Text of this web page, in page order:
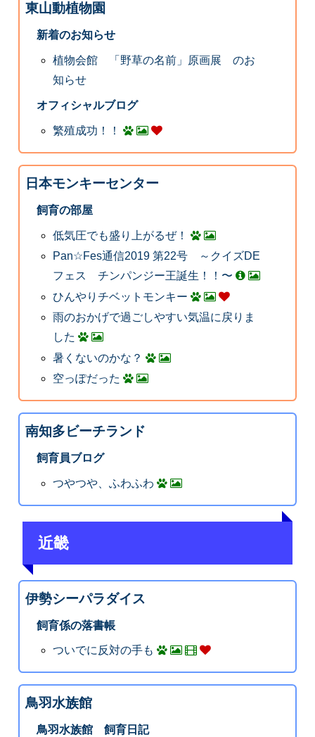
東山動植物園
新着のお知らせ
植物会館 「野草の名前」原画展 のお
知らせ
オフィシャルブログ
繁殖成功！！
日本モンキーセンター
飼育の部屋
低気圧でも盛り上がるぜ！
Pan☆Fes通信2019 第22号 ～クイズDE
フェス チンパンジー王誕生！！〜
ひんやりチベットモンキー
雨のおかげで過ごしやすい気温に戻りま
した
暑くないのかな？
空っぽだった
南知多ビーチランド
飼育員ブログ
つやつや、ふわふわ
近畿
伊勢シーパラダイス
飼育係の落書帳
ついでに反対の手も
鳥羽水族館
鳥羽水族館 飼育日記